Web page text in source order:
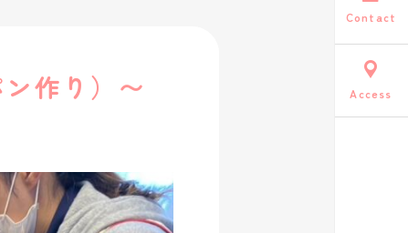
Contact
Access
作り）〜